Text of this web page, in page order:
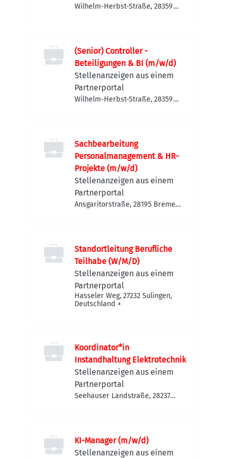
Wilhelm-Herbst-Straße, 28359
(Senior) Controller -
Beteiligungen & BI (m/w/d)
Stellenanzeigen aus einem
Partnerportal
Wilhelm-Herbst-Straße, 28359
Sachbearbeitung
Personalmanagement & HR-
Projekte (m/w/d)
Stellenanzeigen aus einem
Partnerportal
Ansgaritorstraße, 28195 Bremen,
Standortleitung Berufliche
Teilhabe (W/M/D)
Stellenanzeigen aus einem
Partnerportal
Hasseler Weg, 27232 Sulingen,
Deutschland +
Koordinator*in
Instandhaltung Elektrotechnik
Stellenanzeigen aus einem
Partnerportal
Seehauser Landstraße, 28237
KI-Manager (m/w/d)
Stellenanzeigen aus einem